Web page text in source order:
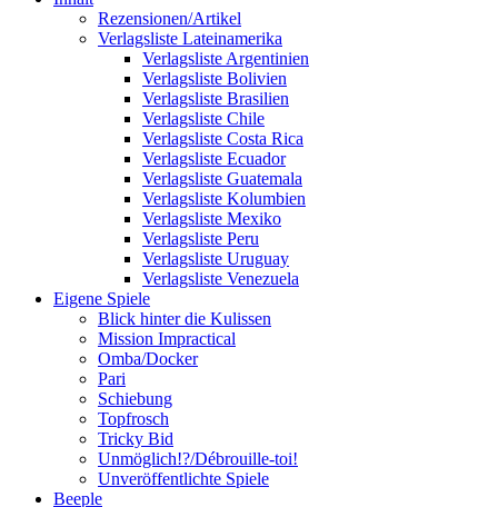
Rezensionen/Artikel
Verlagsliste Lateinamerika
Verlagsliste Argentinien
Verlagsliste Bolivien
Verlagsliste Brasilien
Verlagsliste Chile
Verlagsliste Costa Rica
Verlagsliste Ecuador
Verlagsliste Guatemala
Verlagsliste Kolumbien
Verlagsliste Mexiko
Verlagsliste Peru
Verlagsliste Uruguay
Verlagsliste Venezuela
Eigene Spiele
Blick hinter die Kulissen
Mission Impractical
Omba/Docker
Pari
Schiebung
Topfrosch
Tricky Bid
Unmöglich!?/Débrouille-toi!
Unveröffentlichte Spiele
Beeple